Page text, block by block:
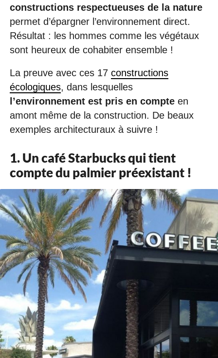
constructions respectueuses de la nature
permet d’épargner l’environnement direct.
Résultat : les hommes comme les végétaux
sont heureux de cohabiter ensemble !
La preuve avec ces 17 constructions
écologiques, dans lesquelles
l’environnement est pris en compte en
amont même de la construction. De beaux
exemples architecturaux à suivre !
1. Un café Starbucks qui tient
compte du palmier préexistant !